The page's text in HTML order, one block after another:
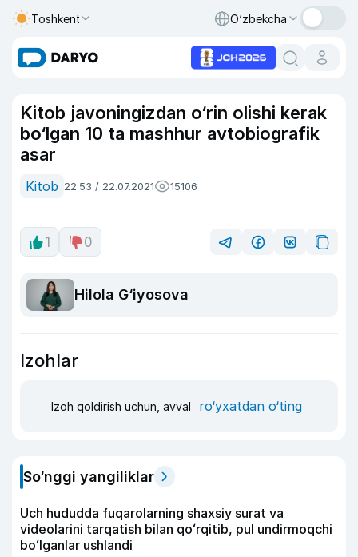
Toshkent O‘zbekcha
Kitob javoningizdan o‘rin olishi kerak
bo‘lgan 10 ta mashhur avtobiografik
asar
Kitob 22:53 / 22.07.2021 15106
1 0
Hilola G‘iyosova
Izohlar
Izoh qoldirish uchun, avval ro‘yxatdan o‘ting
So‘nggi yangiliklar
Uch hududda fuqarolarning shaxsiy surat va
videolarini tarqatish bilan qoʻrqitib, pul undirmoqchi
boʻlganlar ushlandi